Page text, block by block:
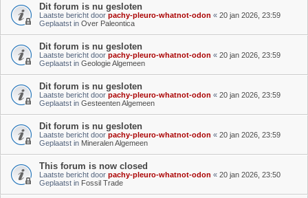
Dit forum is nu gesloten
Laatste bericht door pachy-pleuro-whatnot-odon « 20 jan 2026, 23:59
Geplaatst in Over Paleontica
Dit forum is nu gesloten
Laatste bericht door pachy-pleuro-whatnot-odon « 20 jan 2026, 23:59
Geplaatst in Geologie Algemeen
Dit forum is nu gesloten
Laatste bericht door pachy-pleuro-whatnot-odon « 20 jan 2026, 23:59
Geplaatst in Gesteenten Algemeen
Dit forum is nu gesloten
Laatste bericht door pachy-pleuro-whatnot-odon « 20 jan 2026, 23:59
Geplaatst in Mineralen Algemeen
This forum is now closed
Laatste bericht door pachy-pleuro-whatnot-odon « 20 jan 2026, 23:50
Geplaatst in Fossil Trade